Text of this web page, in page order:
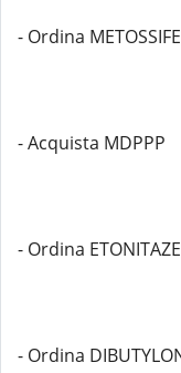
- Ordina
- Acquista MDPPP
- Ordina
- Ordina